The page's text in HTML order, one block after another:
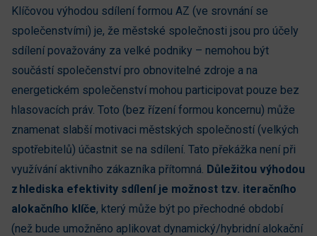
Klíčovou výhodou sdílení formou AZ (ve srovnání se
společenstvími) je, že městské společnosti jsou pro účely
sdílení považovány za velké podniky – nemohou být
součástí společenství pro obnovitelné zdroje a na
energetickém společenství mohou participovat pouze bez
hlasovacích práv. Toto (bez řízení formou koncernu) může
znamenat slabší motivaci městských společností (velkých
spotřebitelů) účastnit se na sdílení. Tato překážka není při
využívání aktivního zákazníka přítomná. Důležitou výhodou
z hlediska efektivity sdílení je možnost tzv. iteračního
alokačního klíče, který může být po přechodné období
(než bude umožněno aplikovat dynamický/hybridní alokační